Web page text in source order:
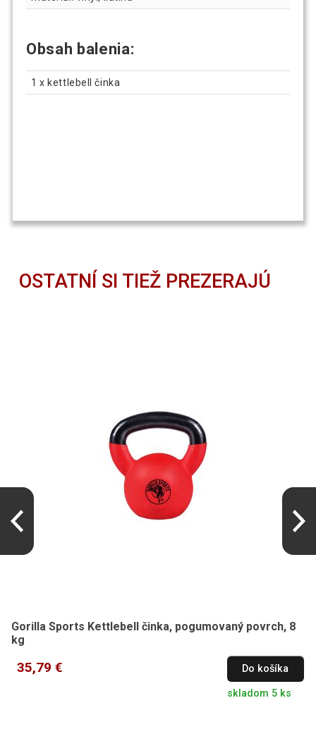
Obsah balenia:
1 x kettlebell činka
OSTATNÍ SI TIEŽ PREZERAJÚ
Gorilla Sports Kettlebell činka, pogumovaný povrch, 8
kg
35,79 € Do košíka
skladom 5 ks